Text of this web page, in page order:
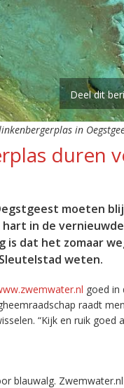
Deel dit
in
duren
moeten
in de
is dat het zomaar
weten.
goed in
raadt
“Kijk en ruik goed
blauwalg.